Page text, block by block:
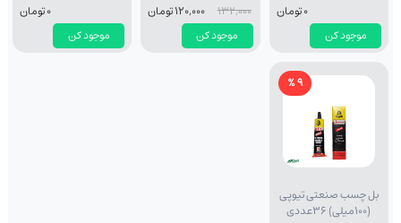
موجود کن
0 تومان
موجود کن
132,000 120,000 تومان
موجود کن
0 تومان
9 %
بل چسب صنعتی تیوپی
(100میلی) 36عددی